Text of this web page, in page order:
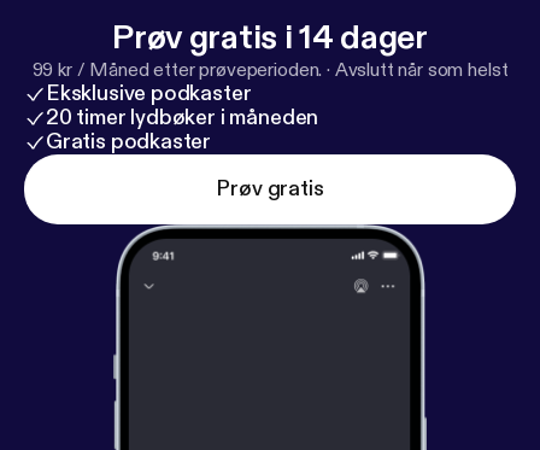
Prøv gratis i 14 dager
99 kr / Måned etter prøveperioden. · Avslutt når som helst
Eksklusive podkaster
20 timer lydbøker i måneden
Gratis podkaster
Prøv gratis